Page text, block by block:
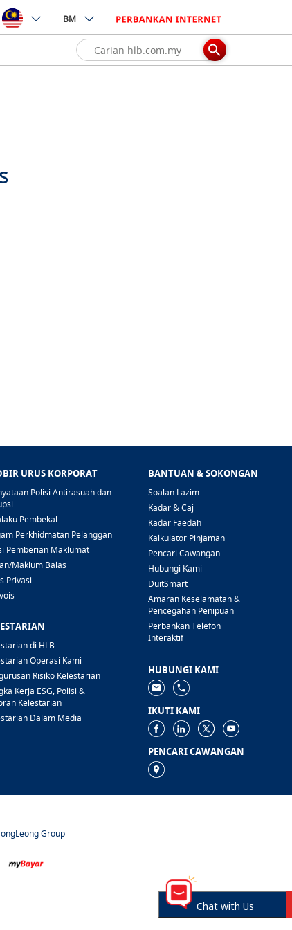
BM
URUS KORPORAT
Polisi Antirasuah dan
Pembekal
Perkhidmatan Pelanggan
Pemberian Maklumat
Maklum Balas
Privasi
di HLB
Operasi Kami
Risiko Kelestarian
Kerja ESG, Polisi &
Kelestarian
Dalam Media
BANTUAN & SOKONGAN
Soalan Lazim
Kadar & Caj
Kadar Faedah
Kalkulator Pinjaman
Pencari Cawangan
Hubungi Kami
DuitSmart
Amaran Keselamatan &
Pencegahan Penipuan
Perbankan Telefon
Interaktif
HUBUNGI KAMI
IKUTI KAMI
PENCARI CAWANGAN
Group